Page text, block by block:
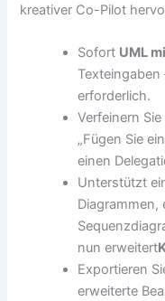
kreativer Co-Pilot
Sofort UML
Texteingaben
erforderlich.
Verfeinern
„Fügen Sie
einen
Unterstützt
Diagrammen,
nun erweitert
Exportieren
erweiterte